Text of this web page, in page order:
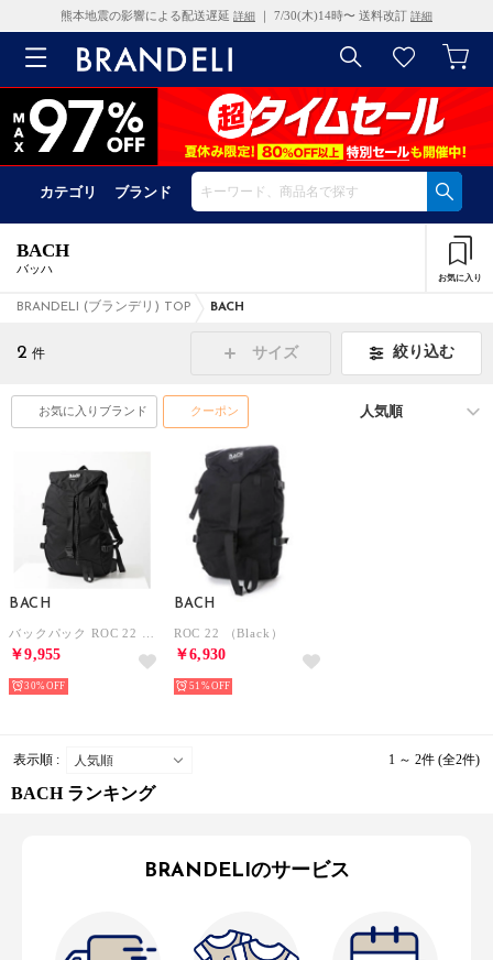
熊本地震の影響による配送遅延 詳細 ｜ 7/30(木)14時〜 送料改訂 詳細
カテゴリ ブランド
BACH
バッハ
お気に入り
BRANDELI (ブランデリ) TOP BACH
2 件 サイズ 絞り込む
お気に入りブランド クーポン
BACH
￥9,955
30%
BACH
ROC 22 （Black）
￥6,930
51%
表示順 : 1 ～ 2件 (全2件)
BACH ランキング
BRANDELIのサービス